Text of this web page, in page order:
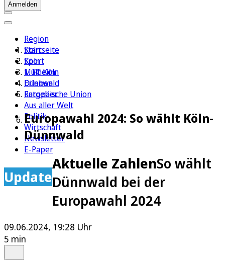
Anmelden
Region
Köln
Sport
1. FC Köln
Erleben
Ratgeber
Aus aller Welt
Politik
Wirtschaft
Newsletter
E-Paper
Startseite
Köln
Mülheim
Dünnwald
Europäische Union
Europawahl 2024: So wählt Köln-
Dünnwald
Update
Aktuelle ZahlenSo wählt
Dünnwald bei der
Europawahl 2024
09.06.2024, 19:28 Uhr
5 min